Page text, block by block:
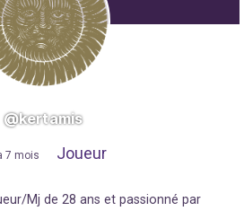
@kertamis
7 mois Joueur
Mj de 28 ans et passionné par